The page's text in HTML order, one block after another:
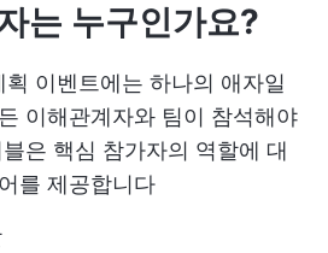
는 누구인가요?
이벤트에는 하나의 애자일
이해관계자와 팀이 참석해야
은 핵심 참가자의 역할에 대
를 제공합니다